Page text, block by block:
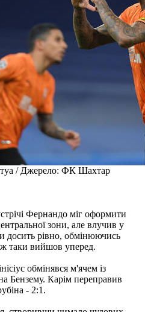
/ Джерело: ФК Шахтар
Фернандо міг оформити
зони, але влучив у
досить рівно, обмінюючись
таки вийшов уперед.
обмінявся м'ячем із
Бензему. Карім переправив
- 2:1.